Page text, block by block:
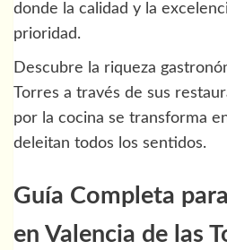
donde la calidad y la
prioridad.
Descubre la riqueza
Torres a través de sus
por la cocina se transforma
deleitan todos los sentidos.
Guía Completa
en Valencia de las